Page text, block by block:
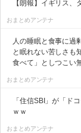
【朗報】イギリス
おまとめアンテナ
人の睡眠と食事に過
と眠れない苦しさも
食べて」としつこい
おまとめアンテナ
「住信SBI」が「ド
ｗｗ
おまとめアンテナ